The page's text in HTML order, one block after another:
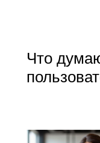
Что